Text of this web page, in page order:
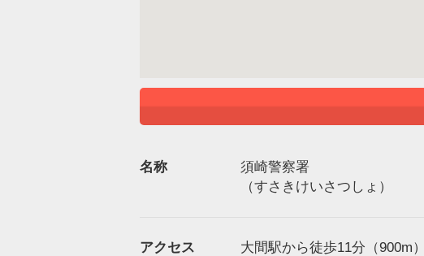
名称
須崎警察署
（すさきけいさつしょ）
アクセス 大間駅から徒歩11分（900m）